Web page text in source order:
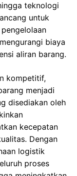
teknologi
untuk
biaya
aliran barang.
kompetitif,
menjadi
disediakan oleh
kecepatan
Dengan
logistik
proses